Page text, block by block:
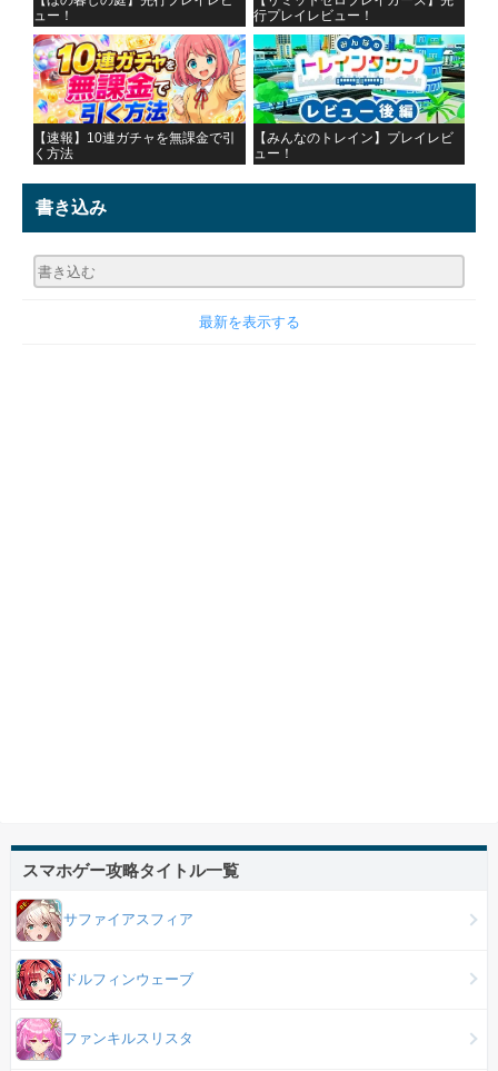
ュー！
行プレイレビュー！
【速報】10連ガチャを無課金で引
く方法
【みんなのトレイン】プレイレビ
ュー！
書き込み
最新を表示する
スマホゲー攻略タイトル一覧
サファイアスフィア
ドルフィンウェーブ
ファンキルスリスタ